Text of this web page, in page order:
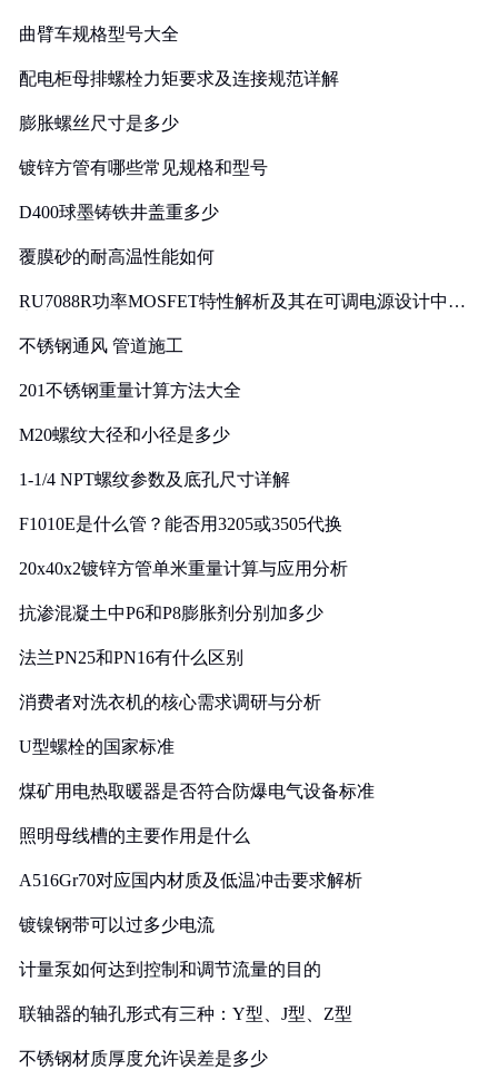
曲臂车规格型号大全
配电柜母排螺栓力矩要求及连接规范详解
膨胀螺丝尺寸是多少
镀锌方管有哪些常见规格和型号
D400球墨铸铁井盖重多少
覆膜砂的耐高温性能如何
RU7088R功率MOSFET特性解析及其在可调电源设计中的
不锈钢通风 管道施工
201不锈钢重量计算方法大全
M20螺纹大径和小径是多少
1-1/4 NPT螺纹参数及底孔尺寸详解
F1010E是什么管？能否用3205或3505代换
20x40x2镀锌方管单米重量计算与应用分析
抗渗混凝土中P6和P8膨胀剂分别加多少
法兰PN25和PN16有什么区别
消费者对洗衣机的核心需求调研与分析
U型螺栓的国家标准
煤矿用电热取暖器是否符合防爆电气设备标准
照明母线槽的主要作用是什么
A516Gr70对应国内材质及低温冲击要求解析
镀镍钢带可以过多少电流
计量泵如何达到控制和调节流量的目的
联轴器的轴孔形式有三种：Y型、J型、Z型
不锈钢材质厚度允许误差是多少